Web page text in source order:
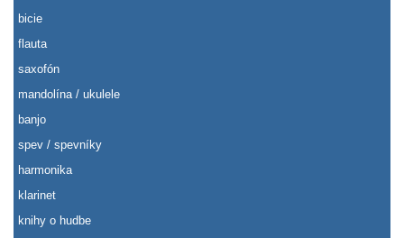
bicie
flauta
saxofón
mandolína / ukulele
banjo
spev / spevníky
harmonika
klarinet
knihy o hudbe